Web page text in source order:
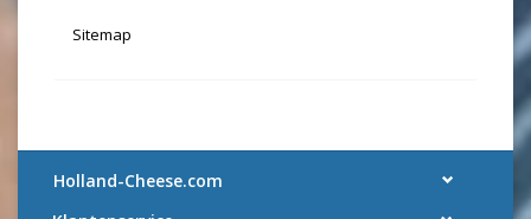
Sitemap
Holland-Cheese.com